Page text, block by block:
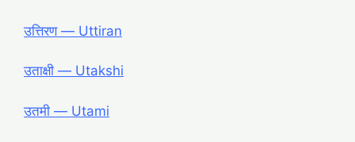
उत्तिरण ― Uttiran
उताक्षी ― Utakshi
उतमी ― Utami